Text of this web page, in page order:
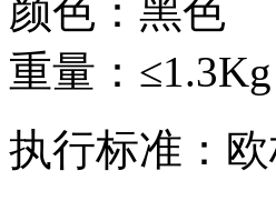
颜色：黑色
重量：≤1.3Kg
执行标准：